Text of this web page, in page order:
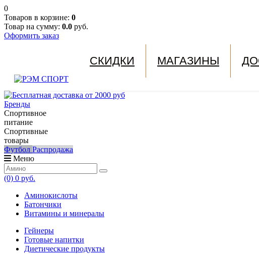
0
Товаров в корзине: 0
Товар на сумму: 0.0 руб.
Оформить заказ
СКИДКИ МАГАЗИНЫ
Бренды
Спортивное
питание
Спортивные
товары
Футбол Распродажа
Меню
(0) 0 руб.
Аминокислоты
Батончики
Витамины и минералы
Гейнеры
Готовые напитки
Диетические продукты